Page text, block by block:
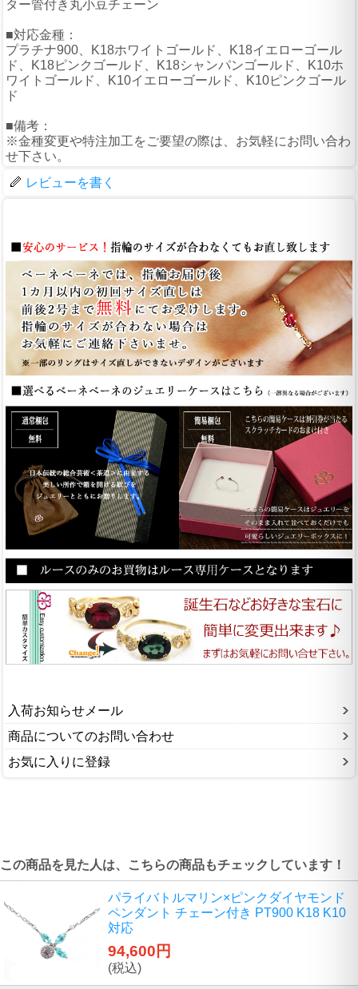
ター管付き丸小豆チェーン
■対応金種：
プラチナ900、K18ホワイトゴールド、K18イエローゴール
ド、K18ピンクゴールド、K18シャンパンゴールド、K10ホ
ワイトゴールド、K10イエローゴールド、K10ピンクゴール
ド
■備考：
※金種変更や特注加工をご要望の際は、お気軽にお問い合わ
せ下さい。
レビューを書く
入荷お知らせメール
商品についてのお問い合わせ
お気に入りに登録
この商品を見た人は、こちらの商品もチェックしています！
パライバトルマリン×ピンクダイヤモンド
ペンダント チェーン付き PT900 K18 K10
対応
94,600円
(税込)